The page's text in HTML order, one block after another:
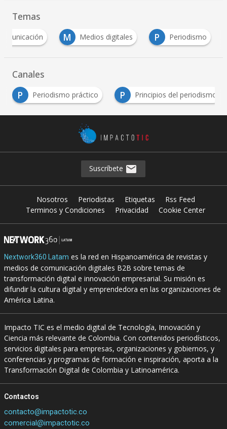
Temas
M Medios digitales P Periodismo
Canales
P
Periodismo práctico P Principios del periodismo
Suscríbete
Nosotros Periodistas Etiquetas
Rss Feed
Terminos y Condiciones
Privacidad Cookie Center
Nextwork360 Latam es la red en Hispanoamérica de revistas y
medios de comunicación digitales B2B sobre temas de
transformación digital e innovación empresarial. Su misión es
difundir la cultura digital y emprendedora en las organizaciones de
América Latina.
Impacto TIC es el medio digital de Tecnología, Innovación y
Ciencia más relevante de Colombia. Con contenidos periodísticos,
servicios digitales para empresas, organizaciones y gobiernos, y
conferencias y programas de formación e inspiración, aporta a la
Transformación Digital de Colombia y Latinoamérica.
Contactos
contacto@impactotic.co
comercial@impactotic.co